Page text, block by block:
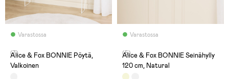
Varastossa
(7)
Alice & Fox BONNIE Pöytä,
Valkoinen
Varastossa
(5)
Alice & Fox BONNIE Seinähylly
120 cm, Natural